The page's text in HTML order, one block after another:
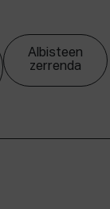
Albisteen
zerrenda